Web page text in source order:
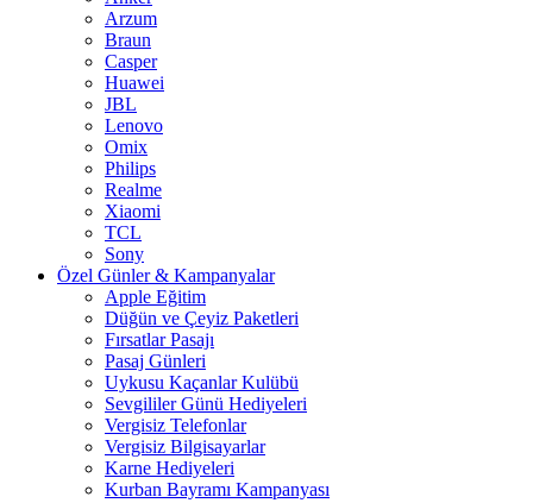
Arzum
Braun
Casper
Huawei
JBL
Lenovo
Omix
Philips
Realme
Xiaomi
TCL
Sony
Özel Günler & Kampanyalar
Apple Eğitim
Düğün ve Çeyiz Paketleri
Fırsatlar Pasajı
Pasaj Günleri
Uykusu Kaçanlar Kulübü
Sevgililer Günü Hediyeleri
Vergisiz Telefonlar
Vergisiz Bilgisayarlar
Karne Hediyeleri
Kurban Bayramı Kampanyası